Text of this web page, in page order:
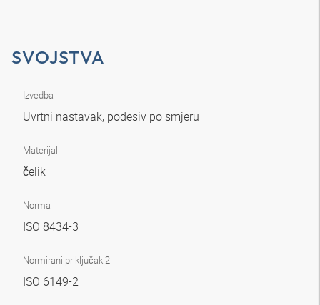
SVOJSTVA
Izvedba
Uvrtni nastavak, podesiv po smjeru
Materijal
čelik
Norma
ISO 8434-3
Normirani priključak 2
ISO 6149-2